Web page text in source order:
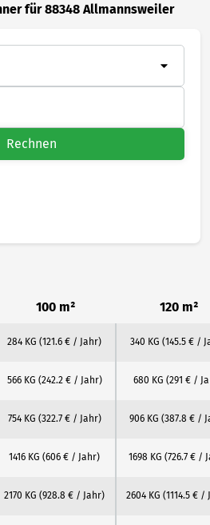
für 88348 Allmannsweiler
Rechnen
100 m² 120 m²
284 KG (121.6 € / Jahr) 340 KG (145.5 € /
566 KG (242.2 € / Jahr) 680 KG (291 € /
754 KG (322.7 € / Jahr) 906 KG (387.8 € /
1416 KG (606 € / Jahr) 1698 KG (726.7 € /
2170 KG (928.8 € / Jahr) 2604 KG (1114.5 € /